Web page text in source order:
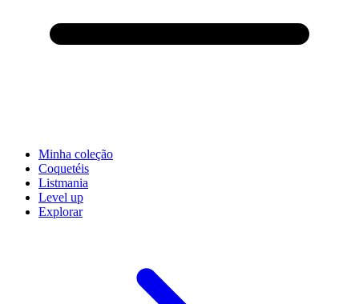
Minha coleção
Coquetéis
Listmania
Level up
Explorar